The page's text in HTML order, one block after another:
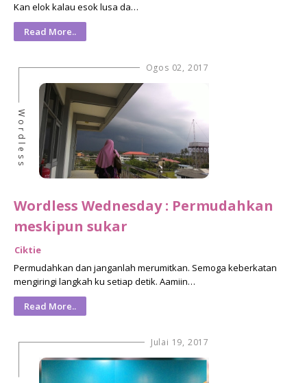
Kan elok kalau esok lusa da…
Read More..
Ogos 02, 2017
Wordless
Wordless Wednesday : Permudahkan
meskipun sukar
Ciktie
Permudahkan dan janganlah merumitkan. Semoga keberkatan
mengiringi langkah ku setiap detik. Aamiin…
Read More..
Julai 19, 2017